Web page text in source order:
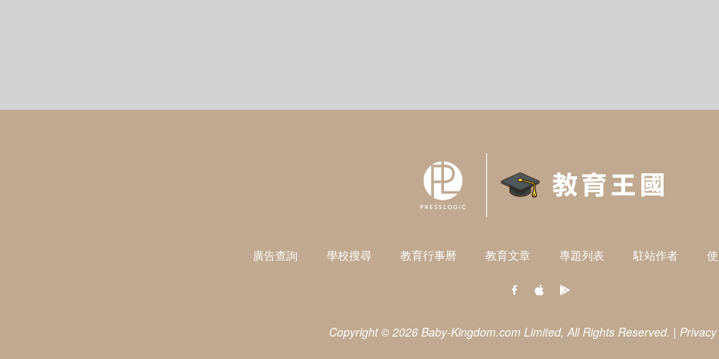
廣告查詢 學校搜尋 教育行事曆 教育文章 專題列表 駐站作者
Copyright © 2026 Baby-Kingdom.com Limited, All Rights Reserved. |